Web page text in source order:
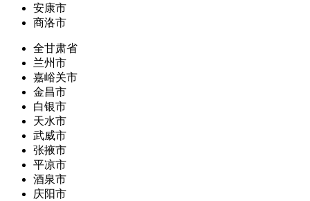
安康市
商洛市
全甘肃省
兰州市
嘉峪关市
金昌市
白银市
天水市
武威市
张掖市
平凉市
酒泉市
庆阳市